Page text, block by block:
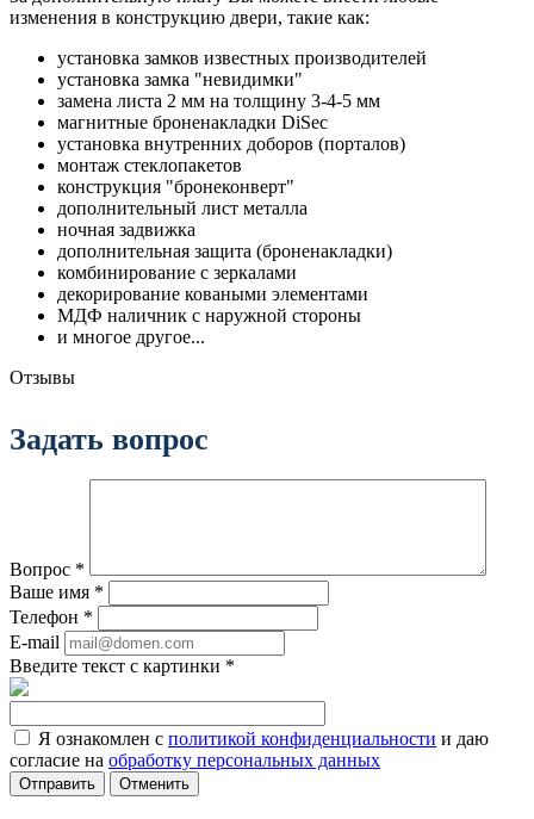
изменения в конструкцию двери, такие как:
установка замков известных производителей
установка замка "невидимки"
замена листа 2 мм на толщину 3-4-5 мм
магнитные броненакладки DiSec
установка внутренних доборов (порталов)
монтаж стеклопакетов
конструкция "бронеконверт"
дополнительный лист металла
ночная задвижка
дополнительная защита (броненакладки)
комбинирование с зеркалами
декорирование коваными элементами
МДФ наличник с наружной стороны
и многое другое...
Отзывы
Задать вопрос
Вопрос *
Ваше имя *
Телефон *
E-mail
Введите текст с картинки *
Я ознакомлен с политикой конфиденциальности и даю
согласие на обработку персональных данных
Отменить